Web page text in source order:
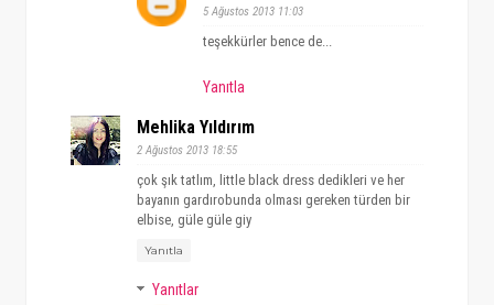
5 Ağustos 2013 11:03
teşekkürler bence de...
Yanıtla
Mehlika Yıldırım
2 Ağustos 2013 18:55
çok şık tatlım, little black dress dedikleri ve her
bayanın gardırobunda olması gereken türden bir
elbise, güle güle giy
Yanıtla
Yanıtlar